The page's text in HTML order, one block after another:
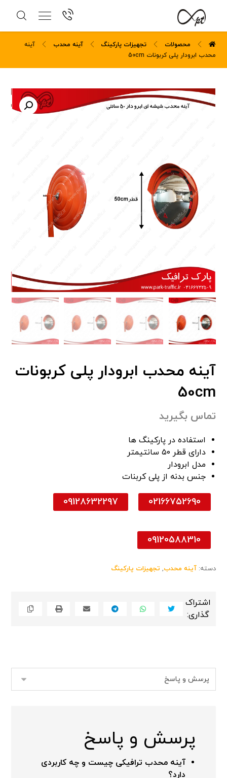
محصولات تجهیزات پارکینگ آینه محدب
آینه
محدب ابرودار پلی کربونات 50cm
آینه محدب ابرودار پلی کربونات
50cm
تماس بگیرید
استفاده در پارکینگ ها
دارای قطر ۵۰ سانتیمتر
مدل ابرودار
جنس بدنه از پلی کربنات
02166752690
09128632297
09120588310
دسته:آینه محدب, تجهیزات پارکینگ
پرسش و پاسخ
آینه محدب ترافیکی چیست و چه کاربردی
دارد؟